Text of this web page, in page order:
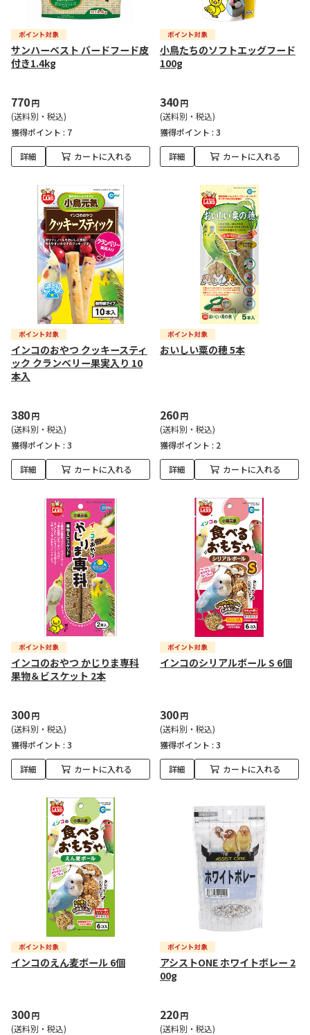
サンハーベスト バードフード皮
付き1.4kg
770円
(送料別・税込)
獲得ポイント : 7
詳細 カートに入れる
小鳥たちのソフトエッグフード
100g
340円
(送料別・税込)
獲得ポイント : 3
詳細 カートに入れる
インコのおやつ クッキースティ
ック クランベリー果実入り 10
本入
380円
(送料別・税込)
獲得ポイント : 3
詳細 カートに入れる
おいしい粟の穂 5本
260円
(送料別・税込)
獲得ポイント : 2
詳細 カートに入れる
インコのおやつ かじりま専科
果物＆ビスケット 2本
300円
(送料別・税込)
獲得ポイント : 3
詳細 カートに入れる
インコのシリアルボール S 6個
300円
(送料別・税込)
獲得ポイント : 3
詳細 カートに入れる
インコのえん麦ボール 6個
300円
(送料別・税込)
アシストONE ホワイトボレー 2
00g
220円
(送料別・税込)